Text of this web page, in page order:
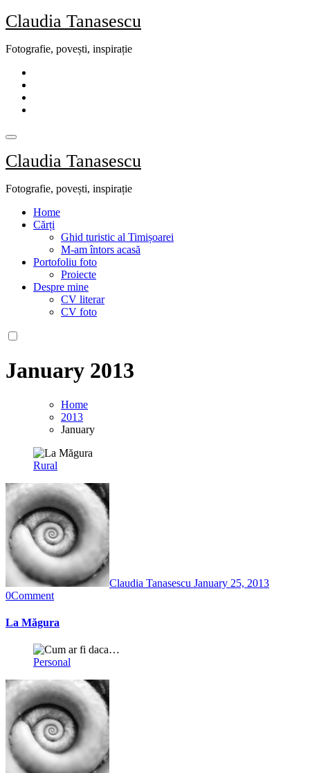
Skip
to
Claudia Tanasescu
Fotografie, povești, inspirație
Claudia Tanasescu
Fotografie, povești, inspirație
Home
Cărți
Ghid turistic al Timișoarei
M-am întors acasă
Portofoliu foto
Proiecte
Despre mine
CV literar
CV foto
January 2013
Home
2013
January
Rural
Claudia Tanasescu January 25, 2013
0Comment
La Măgura
Personal